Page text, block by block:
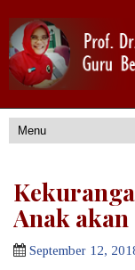
Anak
September 12,